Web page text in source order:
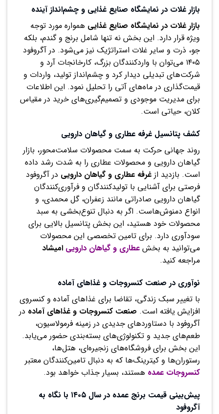
بازار غلات در نمایشگاه صنایع غذایی و چشم‌انداز آینده
بازار غلات در نمایشگاه صنایع غذایی همواره مورد توجه
ویژه قرار دارد. این بخش نه تنها شامل برنج و گندم، بلکه
جو، ذرت و سایر غلات استراتژیک نیز می‌شود. در آگروفود
۱۴۰۵ می‌توان با واردکنندگان بزرگ، کارخانجات آرد و
شرکت‌های تبدیلی دیدار کرد و چشم‌انداز تولید، واردات و
قیمت‌گذاری در ماه‌های آتی را تحلیل نمود. این اطلاعات
برای مدیریت موجودی و تصمیم‌گیری‌های خرید در مقیاس
کلان، حیاتی است.
کشف پتانسیل غرفه عطاری و گیاهان دارویی
روند جهانی حرکت به سمت محصولات سلامت‌محور، بازار
گیاهان دارویی و محصولات عطاری را به شدت رشد داده
است. بازدید از غرفه عطاری و گیاهان دارویی در آگروفود
فرصتی برای آشنایی با تولیدکنندگان و فرآوری‌کنندگان
گیاهان دارویی صادراتی مانند زعفران، گل محمدی، و
انواع دمنوش‌هاست. اگر به دنبال تنوع‌بخشی به سبد
محصولات خود هستید، این بخش پتانسیل بالایی برای
سودآوری دارد. برای تامین تخصصی این محصولات
می‌توانید به بخش عطاری و گیاهان دارویی امیشاد
مراجعه کنید.
نوآوری در صنعت کنسروجات و غذاهای آماده
با تغییر سبک زندگی، تقاضا برای غذاهای آماده و کنسروی
افزایش یافته است. صنعت کنسروجات و غذاهای آماده در
آگروفود با دستاوردهای جدیدی در زمینه فرمولاسیون،
طعم‌های جدید و تکنولوژی‌های بسته‌بندی حضور می‌یابد.
این بخش برای فروشگاه‌های زنجیره‌ای، هتل‌ها،
رستوران‌ها و کیترینگ‌ها که به دنبال تامین‌کنندگان معتبر
کنسروجات عمده هستند، بسیار جذاب خواهد بود.
پیش‌بینی قیمت برنج عمده در سال ۱۴۰۵ با نگاه به
آگروفود